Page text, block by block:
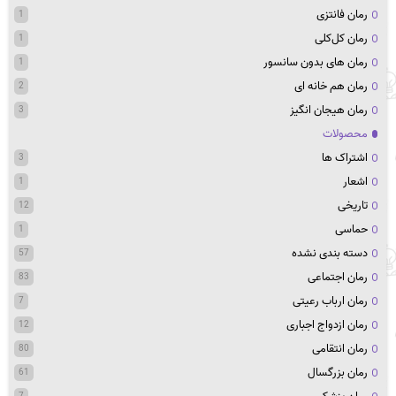
رمان فانتزی 1
رمان کل‌کلی 1
رمان های بدون سانسور 1
رمان هم خانه ای 2
رمان هیجان انگیز 3
محصولات
اشتراک ها
3
اشعار 1
تاریخی 12
حماسی 1
دسته بندی نشده 57
رمان اجتماعی 83
رمان ارباب رعیتی 7
رمان ازدواج اجباری 12
رمان انتقامی 80
رمان بزرگسال 61